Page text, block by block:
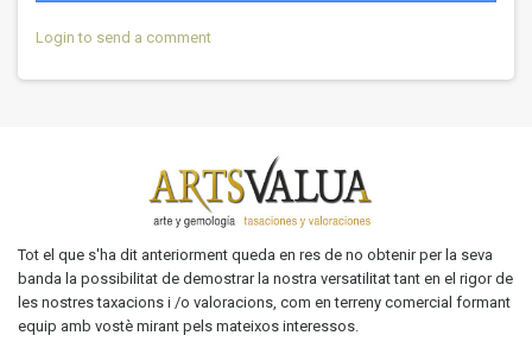
Login to send a comment
Tot el que s'ha dit anteriorment queda en res de no obtenir per la seva
banda la possibilitat de demostrar la nostra versatilitat tant en el rigor de
les nostres taxacions i /o valoracions, com en terreny comercial formant
equip amb vostè mirant pels mateixos interessos.